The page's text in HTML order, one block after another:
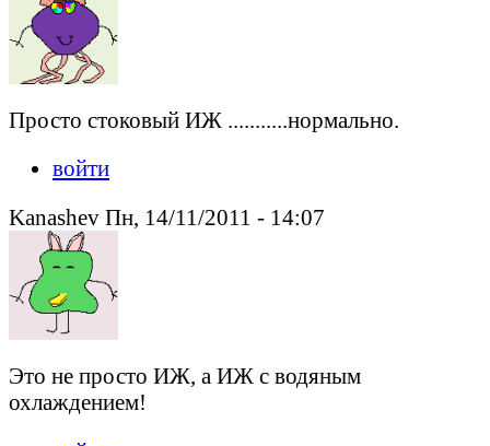
Просто стоковый ИЖ ...........нормально.
войти
Kanashev Пн, 14/11/2011 - 14:07
Это не просто ИЖ, а ИЖ с водяным
охлаждением!